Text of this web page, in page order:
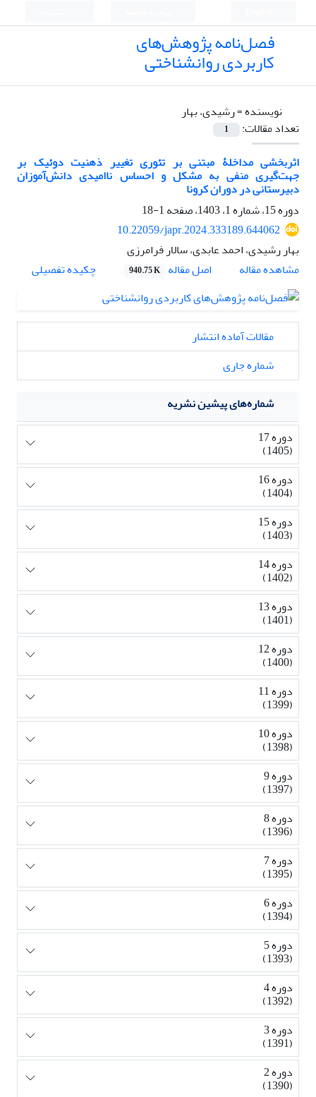
فصل‌نامه پژوهش‌های
کاربردی روانشناختی
نویسنده =رشیدی، بهار
تعداد مقالات:
1
اثربخشی مداخلۀ مبتنی بر تئوری تغییر ذهنیت دوئیک بر
جهت‌گیری منفی به مشکل و احساس ناامیدی دانش‌آموزان
دبیرستانی در دوران کرونا
دوره 15، شماره 1، 1403، صفحه
1-18
10.22059/japr.2024.333189.644062
بهار رشیدی، احمد عابدی، سالار فرامرزی
مشاهده مقاله
اصل مقاله 940.75 K چکیده تفصیلی
مقالات آماده انتشار
شماره جاری
شماره‌های پیشین نشریه
دوره 17
(1405)
دوره 16
(1404)
دوره 15
(1403)
دوره 14
(1402)
دوره 13
(1401)
دوره 12
(1400)
دوره 11
(1399)
دوره 10
(1398)
دوره 9
(1397)
دوره 8
(1396)
دوره 7
(1395)
دوره 6
(1394)
دوره 5
(1393)
دوره 4
(1392)
دوره 3
(1391)
دوره 2
(1390)